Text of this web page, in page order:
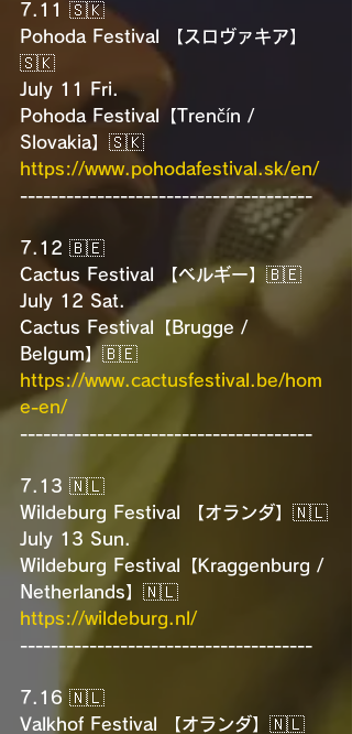
7.11 🇸🇰
Pohoda Festival 【スロヴァキア】
🇸🇰
July 11 Fri.
Pohoda Festival【Trenčín /
Slovakia】🇸🇰
https://www.pohodafestival.sk/en/
--------------------------------------
7.12 🇧🇪
Cactus Festival 【ベルギー】🇧🇪
July 12 Sat.
Cactus Festival【Brugge /
Belgum】🇧🇪
https://www.cactusfestival.be/hom
e-en/
--------------------------------------
7.13 🇳🇱
Wildeburg Festival 【オランダ】🇳🇱
July 13 Sun.
Wildeburg Festival【Kraggenburg /
Netherlands】🇳🇱
https://wildeburg.nl/
--------------------------------------
7.16 🇳🇱
Valkhof Festival 【オランダ】🇳🇱